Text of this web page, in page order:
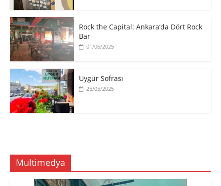
Rock the Capital: Ankara’da Dört Rock
Bar
01/06/2025
Uygur Sofrası
25/05/2025
Multimedya